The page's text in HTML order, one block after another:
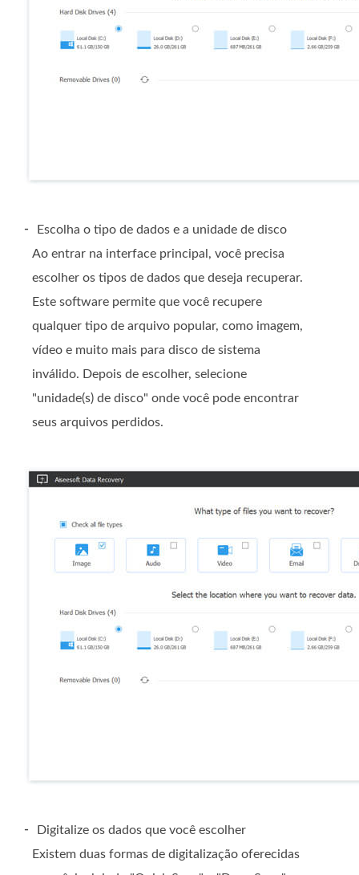
-
Escolha o tipo de dados e a unidade de disco
Ao entrar na interface principal, você precisa
escolher os tipos de dados que deseja recuperar.
Este software permite que você recupere
qualquer tipo de arquivo popular, como imagem,
vídeo e muito mais para disco de sistema
inválido. Depois de escolher, selecione
"unidade(s) de disco" onde você pode encontrar
seus arquivos perdidos.
-
Digitalize os dados que você escolher
Existem duas formas de digitalização oferecidas